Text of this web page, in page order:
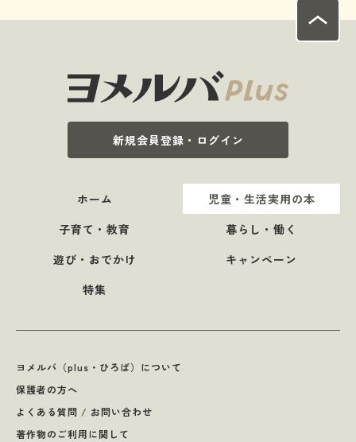
新規会員登録・ログイン
ホーム
児童・生活実用の本
子育て・教育
暮らし・働く
遊び・おでかけ
キャンペーン
特集
ヨメルバ（plus・ひろば）について
保護者の方へ
よくある質問 / お問い合わせ
著作物のご利用に関して